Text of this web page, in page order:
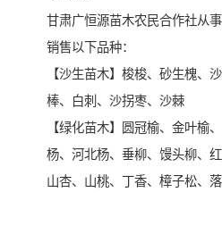
甘肃广恒源苗木农民合作社从
销售以下品种：
【沙生苗木】梭梭、砂生槐、
棒、白刺、沙拐枣、沙棘
【绿化苗木】圆冠榆、金叶榆
杨、河北杨、垂柳、馒头柳、
山杏、山桃、丁香、樟子松、